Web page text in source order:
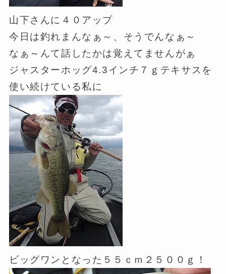
山下さんに４０アップ
今日は釣れまんなぁ～、そうでんなぁ～
なぁ～んて話したかは覚えてませんがぁ
ジャスターホッグ4.3インチ７ｇテキサスを
使い続けている私に
ビッグワンとなった５５ｃｍ２５００ｇ！